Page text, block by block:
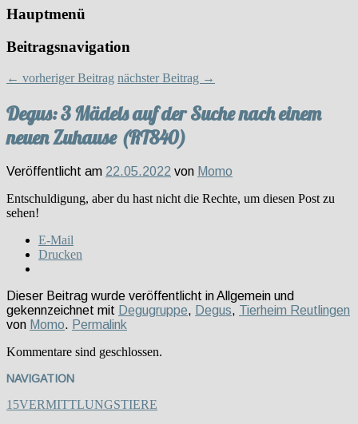
Hauptmenü
Beitragsnavigation
← vorheriger Beitrag nächster Beitrag →
Degus: 3 Mädels auf der Suche nach einem
neuen Zuhause (RT840)
Veröffentlicht am 22.05.2022 von Momo
Entschuldigung, aber du hast nicht die Rechte, um diesen Post zu
sehen!
E-Mail
Drucken
Dieser Beitrag wurde veröffentlicht in Allgemein und
gekennzeichnet mit Degugruppe, Degus, Tierheim Reutlingen
von Momo. Permalink
Kommentare sind geschlossen.
NAVIGATION
15VERMITTLUNGSTIERE